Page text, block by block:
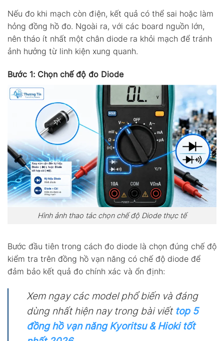
Nếu đo khi mạch còn điện, kết quả có thể sai hoặc làm
hỏng đồng hồ đo. Ngoài ra, với các board nguồn lớn,
nên tháo ít nhất một chân diode ra khỏi mạch để tránh
ảnh hưởng từ linh kiện xung quanh.
Bước 1: Chọn chế độ đo Diode
Hình ảnh thao tác chọn chế độ Diode thực tế
Bước đầu tiên trong cách đo diode là chọn đúng chế độ
kiểm tra trên đồng hồ vạn năng có chế độ diode để
đảm bảo kết quả đo chính xác và ổn định:
Xem ngay các model phổ biến và đáng
dùng nhất hiện nay trong bài viết top 5
đồng hồ vạn năng Kyoritsu & Hioki tốt